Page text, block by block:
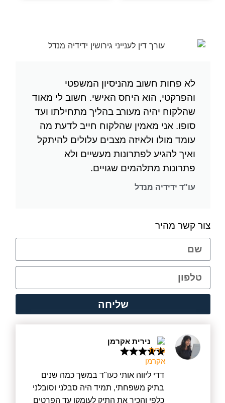
לא פחות חשוב מהניסיון המשפטי
והפרקטי, הוא היחס האישי. חשוב לי מאוד
שהלקוח יהיה מעורב בהליך מתחילתו ועד
סופו. אני מאמין שהלקוח חייב לדעת מה
עומד מולו ולאיזה מצבים עלולים להיתקל
ואיך להגיע לפתרונות מעשיים ולא
פתרונות מתלהמים שגויים.
עו"ד ידידיה מנדל
צור קשר מהיר
שליחה
נירית אקרמן
דדי ליווה אותי כעו"ד במשך כמה שנים
בתיק משפחתי, תמיד היה סבלני וסובלני
כלפי והכיר את התיק לעומקו עד הפרטים